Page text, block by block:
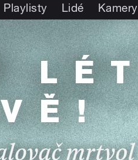
Playlisty Lidé Kamery